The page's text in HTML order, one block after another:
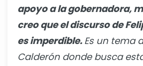
apoyo a la gobernadora,
creo que el discurso de
es imperdible. Es un tema
Calderón donde busca